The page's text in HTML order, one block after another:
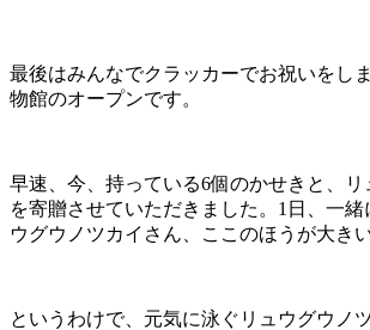
最後はみんなでクラッカーでお祝いをし
物館のオープンです。
早速、今、持っている6個のかせきと、リ
を寄贈させていただきました。1日、一緒
ウグウノツカイさん、ここのほうが大き
というわけで、元気に泳ぐリュウグウノ